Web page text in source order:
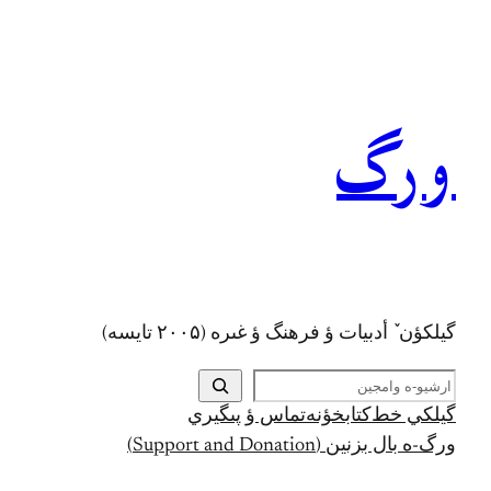
ورگ
گيلکؤن ٚ أدبیات ؤ فرهنگ ؤ غىره (۲۰۰۵ تايسه)
ج
س
ت
ج
گيلکي خط کتابخؤنهتماس ؤ پىگيري
ورگ-ه بال بزنين (Support and Donation)